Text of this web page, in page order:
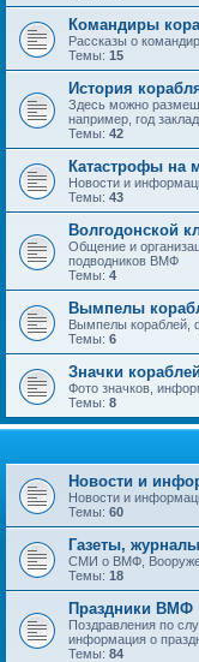
Командиры
Рассказы о
Темы: 15
История
Здесь можно
например, год
Темы: 42
Катастрофы на
Новости и
Темы: 43
Волгодонской
Общение и
подводников ВМФ
Темы: 4
Вымпелы
Вымпелы кораблей,
Темы: 6
Значки
Фото значков,
Темы: 8
Новости и
Новости и
Темы: 60
Газеты,
СМИ о ВМФ,
Темы: 18
Праздники ВМФ
Поздравления по
информация о
Темы: 84